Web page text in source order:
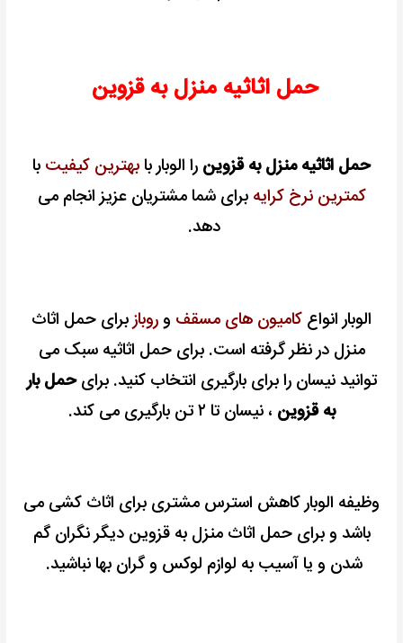
حمل اثاثیه منزل به قزوین
حمل اثاثیه منزل به قزوین را الوبار بابهترین کیفیت با
کمترین نرخ کرایه برای شما مشتریان عزیز انجام می
دهد.
الوبار انواع کامیون های مسقف وروبازبرای حمل اثاث
منزل در نظر گرفته است.برای حمل اثاثیه سبک می
توانید نیسان را برای بارگیری انتخاب کنید. برایحمل بار
به قزوین ، نیسان تا ۲ تن بارگیری می کند.
وظیفه الوبار کاهش استرس مشتری برای اثاث کشی می
باشد وبرای حمل اثاث منزل به قزوین دیگر نگران گم
شدن و یا آسیب به لوازم لوکس و گران بها نباشید.